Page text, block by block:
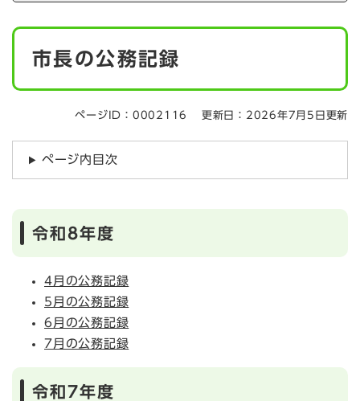
本
市長の公務記録
ページID：0002116 更新日：2026年7月5日更新
ページ内目次
令和8年度
4月の公務記録
5月の公務記録
6月の公務記録
7月の公務記録
令和7年度